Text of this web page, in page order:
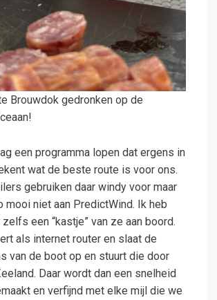
Brouwdok gedronken op de
een programma lopen dat ergens in
wat de beste route is voor ons.
gebruiken daar windy voor maar
mooi niet aan PredictWind. Ik heb
een “kastje” van ze aan boord.
als internet router en slaat de
van de boot op en stuurt die door
Daar wordt dan een snelheid
en verfijnd met elke mijl die we